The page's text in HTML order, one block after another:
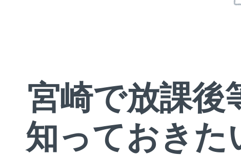
宮崎で放課後
知っておきた